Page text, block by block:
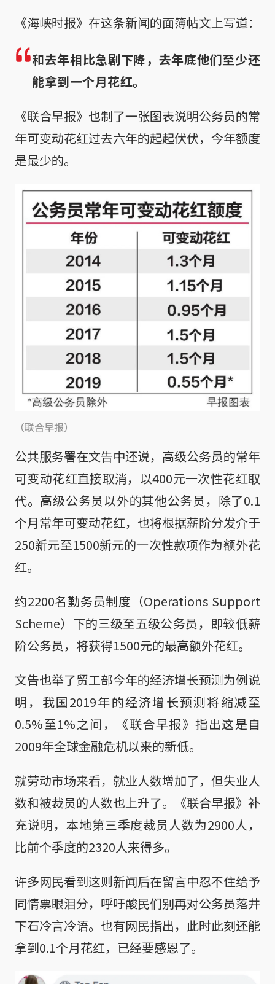
《海峡时报》在这条新闻的面簿帖文上写道：
和去年相比急剧下降，去年底他们至少还
能拿到一个月花红。
《联合早报》也制了一张图表说明公务员的常
年可变动花红过去六年的起起伏伏，今年额度
是最少的。
（联合早报）
公共服务署在文告中还说，高级公务员的常年
可变动花红直接取消，以400元一次性花红取
代。高级公务员以外的其他公务员，除了0.1
个月常年可变动花红，也将根据薪阶分发介于
250新元至1500新元的一次性款项作为额外花
红。
约2200名勤务员制度（Operations Support
Scheme）下的三级至五级公务员，即较低薪
阶公务员，将获得1500元的最高额外花红。
文告也举了贸工部今年的经济增长预测为例说
明，我国2019年的经济增长预测将缩减至
0.5%至1%之间，《联合早报》指出这是自
2009年全球金融危机以来的新低。
就劳动市场来看，就业人数增加了，但失业人
数和被裁员的人数也上升了。《联合早报》补
充说明，本地第三季度裁员人数为2900人，
比前个季度的2320人来得多。
许多网民看到这则新闻后在留言中忍不住给予
同情票眼泪分，呼吁酸民们别再对公务员落井
下石冷言冷语。也有网民指出，此时此刻还能
拿到0.1个月花红，已经要感恩了。